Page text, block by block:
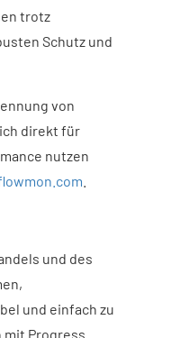
trotz
Schutz und
von
direkt für
nutzen
und des
und einfach zu
Progress